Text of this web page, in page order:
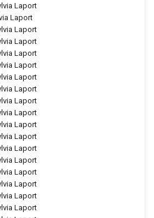
Laport
Laport
Laport
Laport
Laport
Laport
Laport
Laport
Laport
Laport
Laport
Laport
Laport
Laport
Laport
Laport
Laport
Laport